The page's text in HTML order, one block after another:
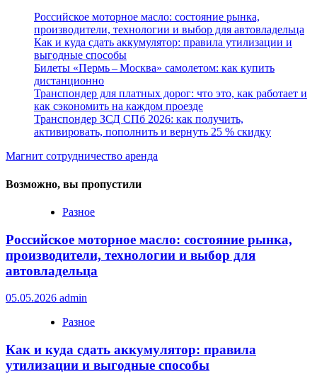
Российское моторное масло: состояние рынка,
производители, технологии и выбор для автовладельца
Как и куда сдать аккумулятор: правила утилизации и
выгодные способы
Билеты «Пермь – Москва» самолетом: как купить
дистанционно
Транспондер для платных дорог: что это, как работает и
как сэкономить на каждом проезде
Транспондер ЗСД СПб 2026: как получить,
активировать, пополнить и вернуть 25 % скидку
Магнит сотрудничество аренда
Возможно, вы пропустили
Разное
Российское моторное масло: состояние рынка,
производители, технологии и выбор для
автовладельца
05.05.2026 admin
Разное
Как и куда сдать аккумулятор: правила
утилизации и выгодные способы